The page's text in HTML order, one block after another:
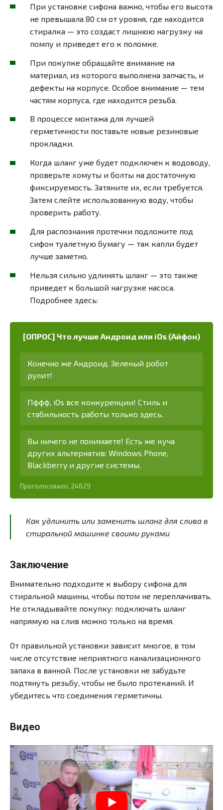
При установке сифона важно, чтобы его высота
не превышала 80 см от уровня, где находится
стиралка — это создаст лишнюю нагрузку на
помпу и приведет его к поломке.
При покупке обращайте внимание на
материал, из которого выполнена запчасть, и
дефекты на корпусе. Особое внимание — тем
частям корпуса, где находится резьба.
В процессе монтажа для лучшей
герметичности поставьте новые резиновые
прокладки.
Когда шланг уже будет подключен к водоводу,
проверьте хомуты и болты на достаточную
фиксируемость. Затяните их, если требуется.
Затем слейте использованную воду, чтобы
проверить работу.
Для распознания протечки подложите под
сифон туалетную бумагу — так капли будет
лучше заметно.
Нельзя сильно удлинять шланг — это также
приведет к большой нагрузке насоса.
Подробнее здесь:
[ОПРОС] Что лучше Андроид или iOs (Айфон)
Конечно же Андроид. Зеленый робот
рулит!
Пффф, iOs все конкуренции! Стиль и
стабильность работы только здесь.
Вы ничего не понимаете! Есть же куча
других альтернатив: Windows Phone,
Blackberry и другие системы.
Проголосовало: 24629
Как удлинить или заменить шланг для слива в
стиральной машинке своими руками
Заключение
Внимательно подходите к выбору сифона для
стиральной машины, чтобы потом не переплачивать.
Не откладывайте покупку: подключать шланг
напрямую на слив можно только на время.
От правильной установки зависит многое, в том
числе отсутствие неприятного канализационного
запаха в ванной. После установки не забудьте
подтянуть резьбу, чтобы не было протеканий. И
убедитесь что соединения герметичны.
Видео